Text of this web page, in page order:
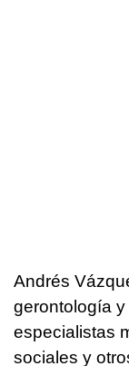
Andrés
gerontología
especialistas
sociales y